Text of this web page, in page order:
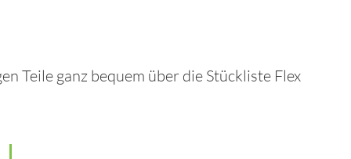
Teile ganz bequem über die Stückliste Flex